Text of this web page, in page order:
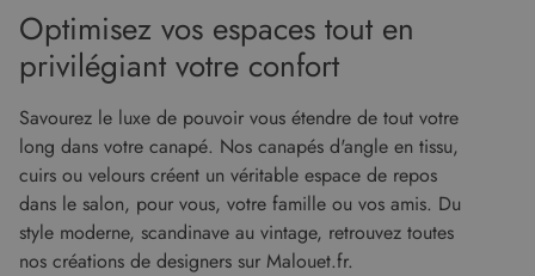
Optimisez vos espaces tout en
privilégiant votre confort
Savourez le luxe de pouvoir vous étendre de tout votre
long dans votre canapé. Nos canapés d'angle en tissu,
cuirs ou velours créent un véritable espace de repos
dans le salon, pour vous, votre famille ou vos amis. Du
style moderne, scandinave au vintage, retrouvez toutes
nos créations de designers sur Malouet.fr.